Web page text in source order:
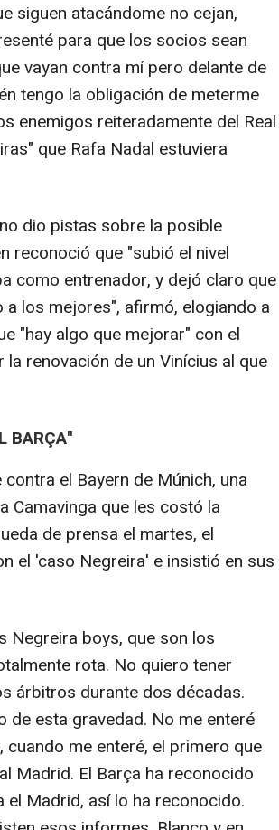
siguen atacándome no cejan,
para que los socios sean
vayan contra mí pero delante de
tengo la obligación de meterme
enemigos reiteradamente del Real
que Rafa Nadal estuviera
dio pistas sobre la posible
reconoció que "subió el nivel
como entrenador, y dejó claro que
los mejores", afirmó, elogiando a
"hay algo que mejorar" con el
renovación de un Vinícius al que
BARÇA"
el Bayern de Múnich, una
Camavinga que les costó la
de prensa el martes, el
el 'caso Negreira' e insistió en sus
Negreira boys, que son los
rota. No quiero tener
árbitros durante dos décadas.
de esta gravedad. No me enteré
me enteré, el primero que
Madrid. El Barça ha reconocido
Madrid, así lo ha reconocido.